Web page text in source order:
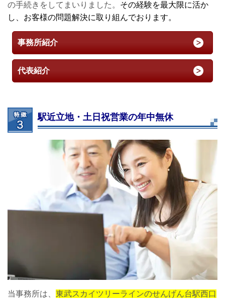
の手続きをしてまいりました。 その経験を最大限に活か
し、お客様の問題解決に取り組んでおります。
事務所紹介
代表紹介
駅近立地・土日祝営業の年中無休
当事務所は、 東武スカイツリーラインのせんげん台駅西口